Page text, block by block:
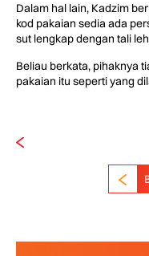
Dalam hal lain, Kadzim
kod pakaian sedia ada
sut lengkap dengan tali
Beliau berkata, pihaknya
pakaian itu seperti yang